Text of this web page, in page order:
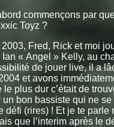
commençons par
Toyz ?
Fred, Rick et moi
« Angel » Kelly, au
de jouer live, il a
et avons
le plus dur c’était de
bon bassiste qui ne
défi (rires) ! Et je te
que l’interim après le